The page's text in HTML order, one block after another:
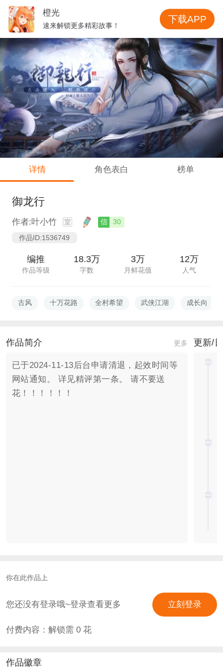
详情 角色表白 榜单
御龙行
作者:叶小竹 信
30
作品ID:1536749
编推
作品等级
18.3万
字数
3万
月鲜花值
12万
人气
古风 十万花路 全村希望 武侠江湖 成长向
作品简介 更多
已于2024-11-13后台申请清退，起效时间等
网站通知。 详见精评第一条。 请不要送
花！！！！！！
更新/
你在此作品上
您还没有登录哦~登录查看更多 立刻登录
付费内容：解锁需 0花
作品徽章
橙光
速来解锁更多精彩故事！
下载APP